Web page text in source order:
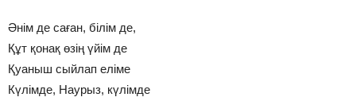
Әнім де саған, білім де,
Құт қонақ өзің үйім де
Қуаныш сыйлап еліме
Күлімде, Наурыз, күлімде